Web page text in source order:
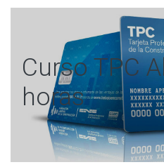
Curso TPC
horas